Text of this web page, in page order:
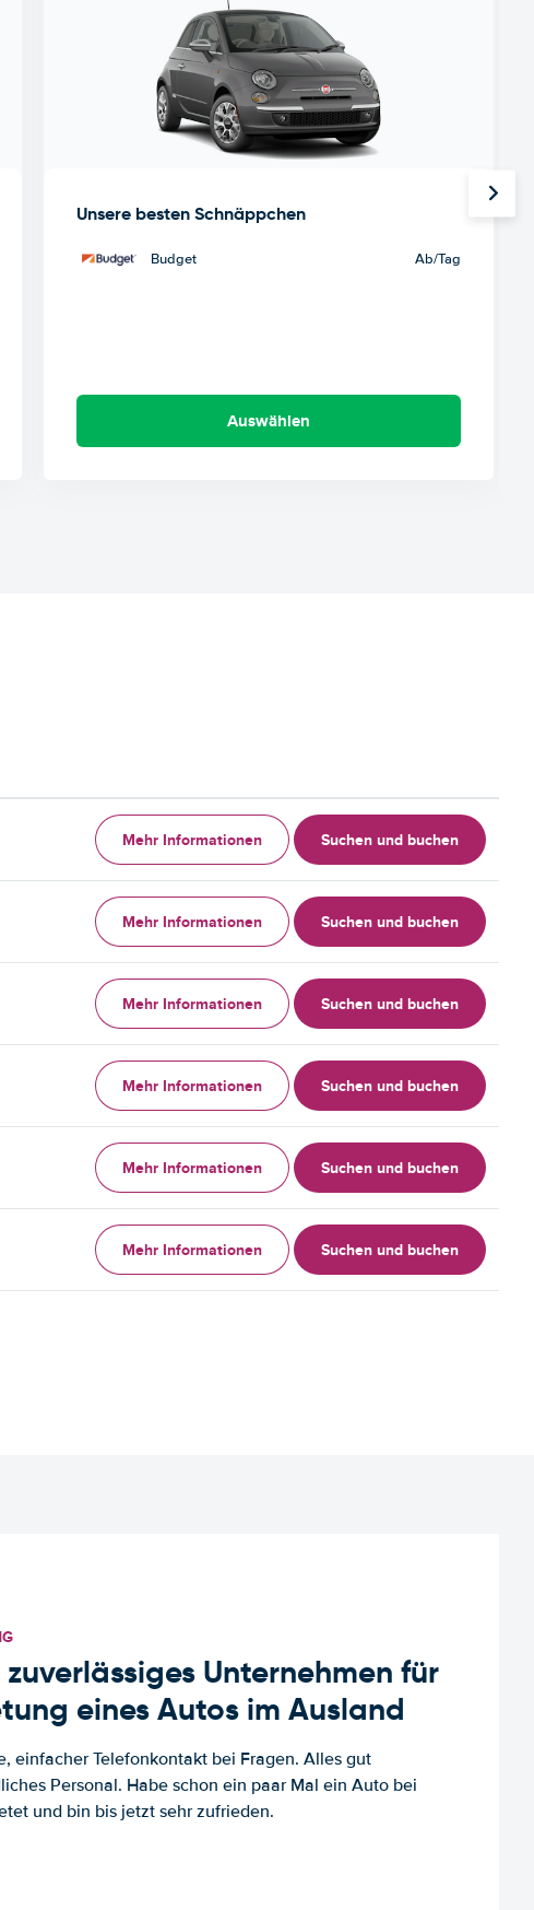
Unsere besten Schnäppchen
Budget Ab/Tag
Auswählen
Mehr Informationen Suchen und buchen
Mehr Informationen Suchen und buchen
Mehr Informationen Suchen und buchen
Mehr Informationen Suchen und buchen
Mehr Informationen Suchen und buchen
Mehr Informationen Suchen und buchen
zuverlässiges Unternehmen für
eines Autos im Ausland
einfacher Telefonkontakt bei Fragen. Alles gut
Personal. Habe schon ein paar Mal ein Auto bei
und bin bis jetzt sehr zufrieden.